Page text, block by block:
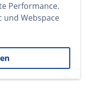
Performance.
und Webspace